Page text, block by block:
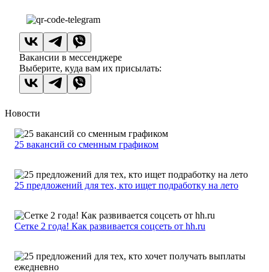
Вакансии в мессенджере
Выберите, куда вам их присылать:
Новости
25 вакансий со сменным графиком
25 предложений для тех, кто ищет подработку на лето
Сетке 2 года! Как развивается соцсеть от hh.ru